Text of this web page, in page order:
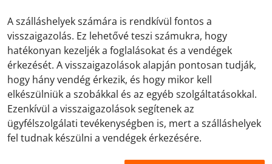
A szálláshelyek számára is rendkívül fontos a
visszaigazolás. Ez lehetővé teszi számukra, hogy
hatékonyan kezeljék a foglalásokat és a vendégek
érkezését. A visszaigazolások alapján pontosan tudják,
hogy hány vendég érkezik, és hogy mikor kell
elkészülniük a szobákkal és az egyéb szolgáltatásokkal.
Ezenkívül a visszaigazolások segítenek az
ügyfélszolgálati tevékenységben is, mert a szálláshelyek
fel tudnak készülni a vendégek érkezésére.